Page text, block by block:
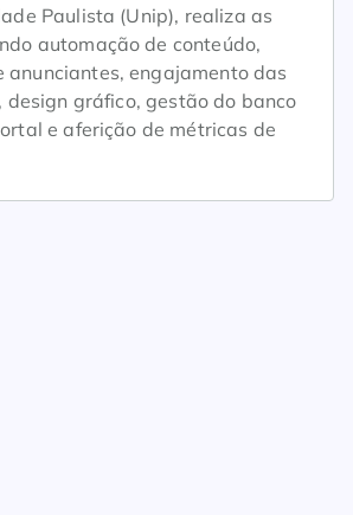
Paulista (Unip), realiza as
automação de conteúdo,
anunciantes, engajamento das
design gráfico, gestão do banco
e aferição de métricas de